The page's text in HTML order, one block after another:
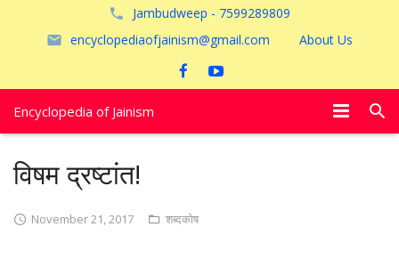
Jambudweep - 7599289809
encyclopediaofjainism@gmail.com
About Us
Encyclopedia of Jainism
विषम द्रष्टांत!
November 21, 2017 शब्दकोष